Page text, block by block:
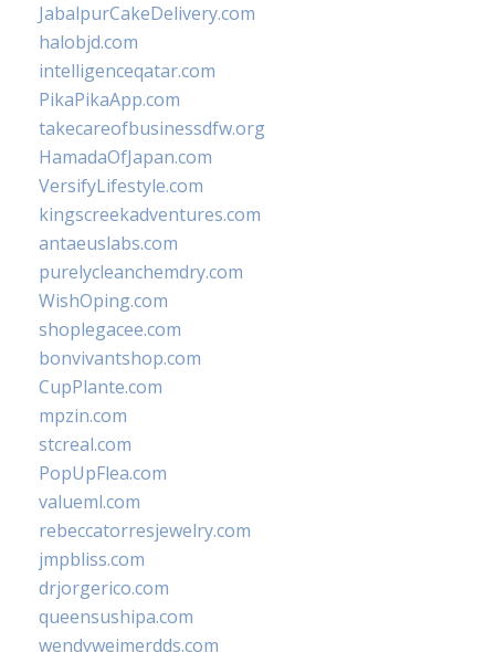
JabalpurCakeDelivery.com
halobjd.com
intelligenceqatar.com
PikaPikaApp.com
takecareofbusinessdfw.org
HamadaOfJapan.com
VersifyLifestyle.com
kingscreekadventures.com
antaeuslabs.com
purelycleanchemdry.com
WishOping.com
shoplegacee.com
bonvivantshop.com
CupPlante.com
mpzin.com
stcreal.com
PopUpFlea.com
valueml.com
rebeccatorresjewelry.com
jmpbliss.com
drjorgerico.com
queensushipa.com
wendyweimerdds.com